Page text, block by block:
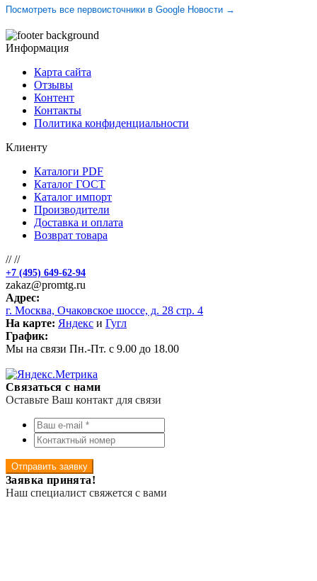
Посмотреть все первоисточники в Google Новости →
Информация
Карта сайта
Отзывы
Контент
Контакты
Политика конфиденциальности
Клиенту
Каталоги PDF
Каталог ГОСТ
Каталог импорт
Производители
Доставка и оплата
Возврат товара
////
+7 (495) 649-62-94
zakaz@promtg.ru
Адрес:
г. Москва, Очаковское шоссе, д. 28 стр. 4
На карте: Яндекс и Гугл
График:
Мы на связи Пн.-Пт. с 9.00 до 18.00
Связаться с нами
Оставьте Ваш контакт для связи
Отправить заявку
Заявка принята!
Наш специалист свяжется с вами